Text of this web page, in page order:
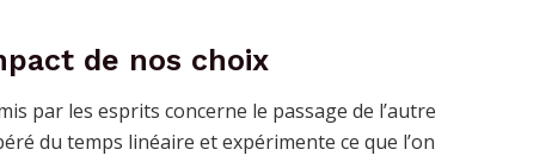
de nos choix
par les esprits concerne le passage de l’autre
du temps linéaire et expérimente ce que l’on